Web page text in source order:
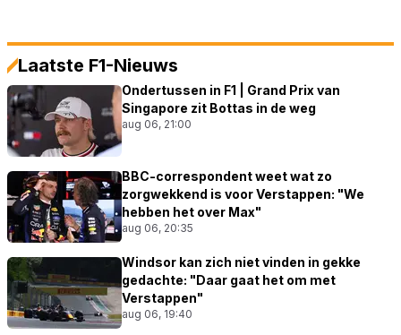
Laatste F1-Nieuws
Ondertussen in F1 | Grand Prix van
Singapore zit Bottas in de weg
aug 06, 21:00
BBC-correspondent weet wat zo
zorgwekkend is voor Verstappen: "We
hebben het over Max"
aug 06, 20:35
Windsor kan zich niet vinden in gekke
gedachte: "Daar gaat het om met
Verstappen"
aug 06, 19:40